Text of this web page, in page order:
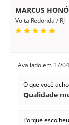
MARCUS
Volta Redonda / RJ
Avaliado em 17/
O que você
Qualidade
Porque